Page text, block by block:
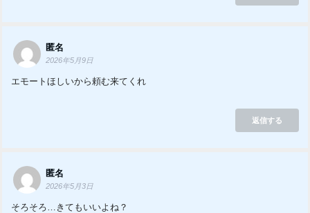
匿名
2026年5月9日
エモートほしいから頼む来てくれ
返信する
匿名
2026年5月3日
そろそろ…きてもいいよね？